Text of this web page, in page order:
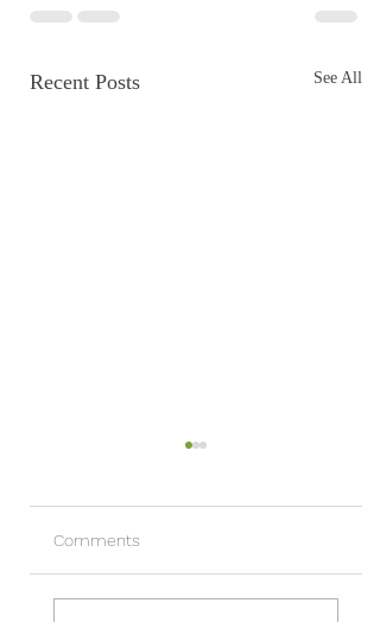
Recent Posts See All
Comments